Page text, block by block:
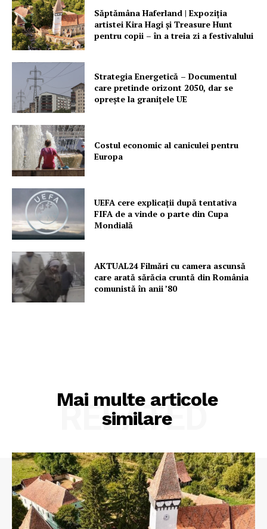
Săptămâna Haferland | Expoziţia
artistei Kira Hagi şi Treasure Hunt
pentru copii – în a treia zi a festivalului
Strategia Energetică – Documentul
care pretinde orizont 2050, dar se
oprește la granițele UE
Costul economic al caniculei pentru
Europa
UEFA cere explicații după tentativa
FIFA de a vinde o parte din Cupa
Mondială
AKTUAL24 Filmări cu camera ascunsă
care arată sărăcia cruntă din România
comunistă în anii ’80
Mai multe articole
similare
RELATED